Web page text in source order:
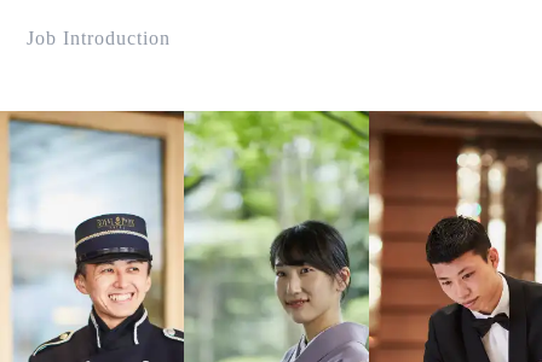
Job Introduction